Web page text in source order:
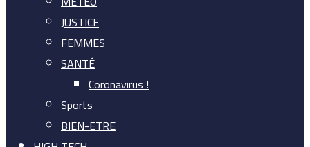
JUSTICE
FEMMES
SANTÉ
Coronavirus !
Sports
BIEN-ETRE